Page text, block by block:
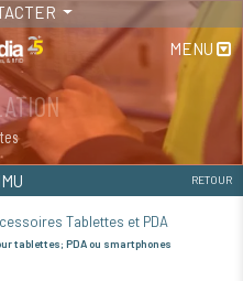
MENU
RETOUR
Tablettes et PDA
tablettes; PDA ou smartphones